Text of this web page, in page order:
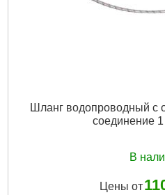
Шланг водопроводный с
соединение
В
Цены от